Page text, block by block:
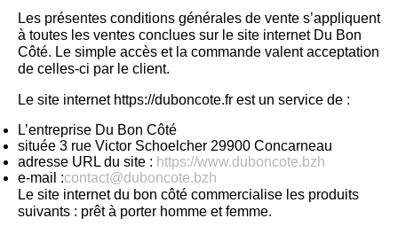
Les présentes conditions générales de vente s’appliquent
à toutes les ventes conclues sur le site internet Du Bon
Côté. Le simple accès et la commande valent acceptation
de celles-ci par le client.
Le site internet https://duboncote.fr est un service de :
L’entreprise Du Bon Côté
située 3 rue Victor Schoelcher 29900 Concarneau
adresse URL du site : https://www.duboncote.bzh
e-mail :contact@duboncote.bzh
Le site internet du bon côté commercialise les produits
suivants : prêt à porter homme et femme.